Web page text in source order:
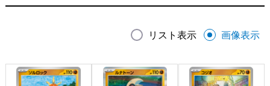
リスト表示 画像表示